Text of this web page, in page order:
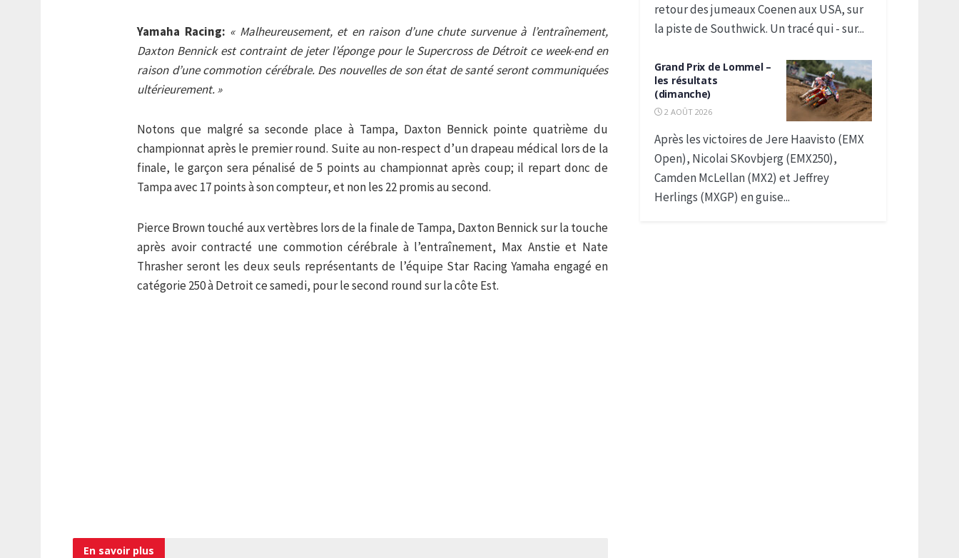
Yamaha Racing: « Malheureusement, et en raison d’une chute survenue à l’entraînement,
Daxton Bennick est contraint de jeter l’éponge pour le Supercross de Détroit ce week-end en
raison d’une commotion cérébrale. Des nouvelles de son état de santé seront communiquées
ultérieurement. »
Notons que malgré sa seconde place à Tampa, Daxton Bennick pointe quatrième du
championnat après le premier round. Suite au non-respect d’un drapeau médical lors de la
finale, le garçon sera pénalisé de 5 points au championnat après coup; il repart donc de
Tampa avec 17 points à son compteur, et non les 22 promis au second.
Pierce Brown touché aux vertèbres lors de la finale de Tampa, Daxton Bennick sur la touche
après avoir contracté une commotion cérébrale à l’entraînement, Max Anstie et Nate
Thrasher seront les deux seuls représentants de l’équipe Star Racing Yamaha engagé en
catégorie 250 à Detroit ce samedi, pour le second round sur la côte Est.
En savoir plus
retour des jumeaux Coenen aux USA, sur
la piste de Southwick. Un tracé qui - sur...
Grand Prix de Lommel –
les résultats
(dimanche)
2 AOÛT 2026
Après les victoires de Jere Haavisto (EMX
Open), Nicolai SKovbjerg (EMX250),
Camden McLellan (MX2) et Jeffrey
Herlings (MXGP) en guise...